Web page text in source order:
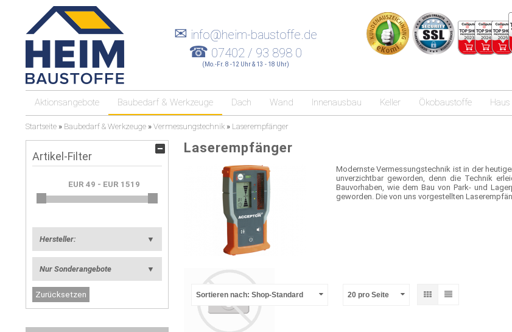
✉ info@heim-baustoffe.de
☎ 07402 / 93 898 0
(Mo.-Fr. 8 -12 Uhr & 13 - 18 Uhr)
Aktionsangebote Baubedarf & Werkzeuge Dach Wand Innenausbau Keller Ökobaustoffe
Startseite » Baubedarf & Werkzeuge » Vermessungstechnik » Laserempfänger
Laserempfänger
Modernste Vermessungstechnik ist in der
unverzichtbar geworden, denn die Technik
Bauvorhaben, wie dem Bau von Park- und
geworden. Die von uns vorgestellten
Sortieren nach: Shop-Standard 20 pro Seite
Artikel-Filter
Hersteller: ▼
Nur Sonderangebote ▼